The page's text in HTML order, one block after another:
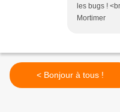
les bugs !
Mortimer
< Bonjour à tous !